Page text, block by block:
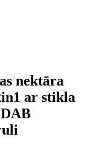
nektāra
ar stikla